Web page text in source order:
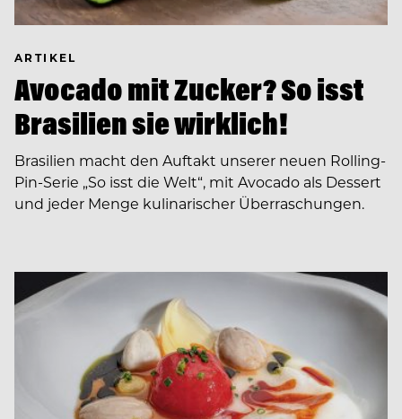
ARTIKEL
Avocado mit Zucker? So isst
Brasilien sie wirklich!
Brasilien macht den Auftakt unserer neuen Rolling-
Pin-Serie „So isst die Welt“, mit Avocado als Dessert
und jeder Menge kulinarischer Überraschungen.